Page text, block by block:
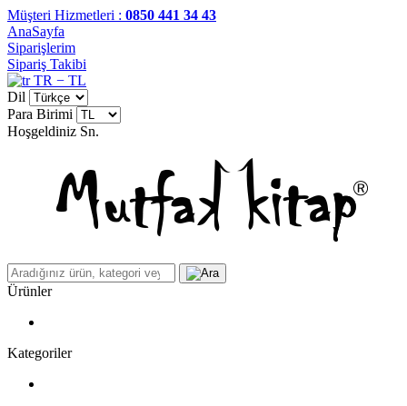
Müşteri Hizmetleri : 0850 441 34 43
AnaSayfa
Siparişlerim
Sipariş Takibi
TR − TL
Dil
Para Birimi
Hoşgeldiniz Sn.
Ürünler
Kategoriler